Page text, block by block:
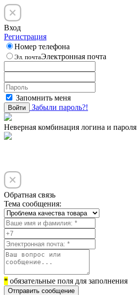
Вход
Регистрация
Номер телефона
Эл. почтаЭлектронная почта
Запомнить меня
Войти Забыли пароль?!
Неверная комбинация логина и пароля
Обратная связь
Тема сообщения:
* обязательные поля для заполнения
Отправить сообщение